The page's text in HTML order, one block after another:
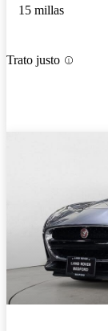
15 millas
Trato justo